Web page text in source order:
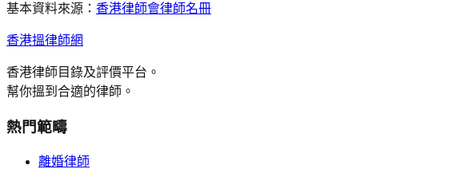
基本資料來源： 香港律師會律師名冊
香港搵律師網
香港律師目錄及評價平台。
幫你搵到合適的律師。
熱門範疇
離婚律師